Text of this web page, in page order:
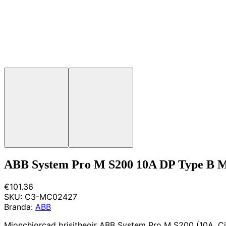
ABB System Pro M S200 10A DP Type B
€101.36
SKU: C3-MC02427
Branda: ABB